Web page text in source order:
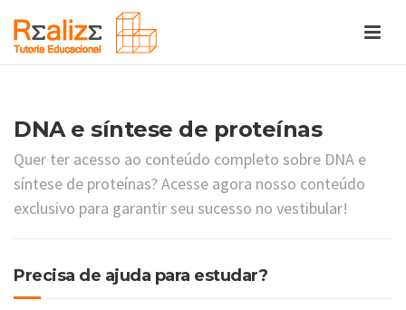
DNA e síntese de proteínas
Quer ter acesso ao conteúdo completo sobre DNA e
síntese de proteínas? Acesse agora nosso conteúdo
exclusivo para garantir seu sucesso no vestibular!
Precisa de ajuda para estudar?